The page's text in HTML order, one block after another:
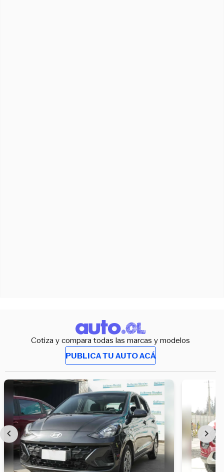
Cotiza y compara todas las marcas y modelos
PUBLICA TU AUTO ACÁ